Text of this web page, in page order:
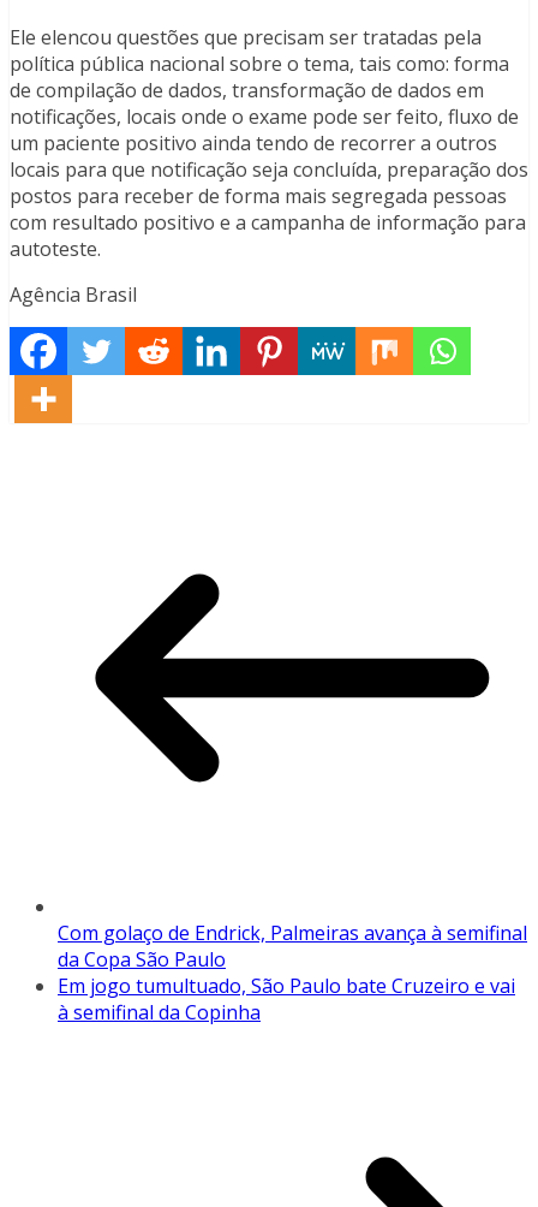
Ele elencou questões que precisam ser tratadas pela
política pública nacional sobre o tema, tais como: forma
de compilação de dados, transformação de dados em
notificações, locais onde o exame pode ser feito, fluxo de
um paciente positivo ainda tendo de recorrer a outros
locais para que notificação seja concluída, preparação dos
postos para receber de forma mais segregada pessoas
com resultado positivo e a campanha de informação para
autoteste.
Agência Brasil
Com golaço de Endrick, Palmeiras avança à semifinal
da Copa São Paulo
Em jogo tumultuado, São Paulo bate Cruzeiro e vai
à semifinal da Copinha